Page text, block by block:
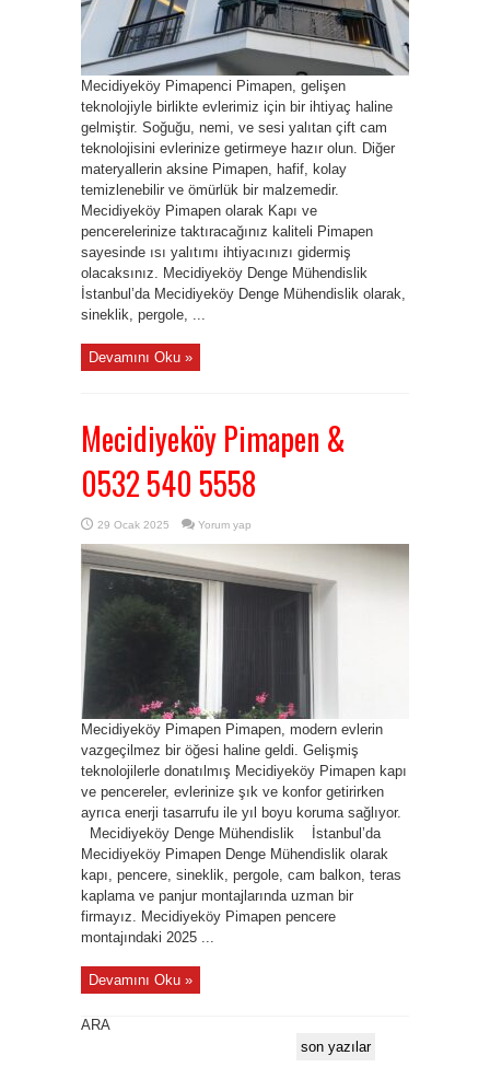
Mecidiyeköy Pimapenci Pimapen, gelişen
teknolojiyle birlikte evlerimiz için bir ihtiyaç haline
gelmiştir. Soğuğu, nemi, ve sesi yalıtan çift cam
teknolojisini evlerinize getirmeye hazır olun. Diğer
materyallerin aksine Pimapen, hafif, kolay
temizlenebilir ve ömürlük bir malzemedir.
Mecidiyeköy Pimapen olarak Kapı ve
pencerelerinize taktıracağınız kaliteli Pimapen
sayesinde ısı yalıtımı ihtiyacınızı gidermiş
olacaksınız. Mecidiyeköy Denge Mühendislik
İstanbul’da Mecidiyeköy Denge Mühendislik olarak,
sineklik, pergole, ...
Devamını Oku »
Mecidiyeköy Pimapen &
0532 540 5558
29 Ocak 2025 Yorum yap
Mecidiyeköy Pimapen Pimapen, modern evlerin
vazgeçilmez bir öğesi haline geldi. Gelişmiş
teknolojilerle donatılmış Mecidiyeköy Pimapen kapı
ve pencereler, evlerinize şık ve konfor getirirken
ayrıca enerji tasarrufu ile yıl boyu koruma sağlıyor.
Mecidiyeköy Denge Mühendislik İstanbul’da
Mecidiyeköy Pimapen Denge Mühendislik olarak
kapı, pencere, sineklik, pergole, cam balkon, teras
kaplama ve panjur montajlarında uzman bir
firmayız. Mecidiyeköy Pimapen pencere
montajındaki 2025 ...
Devamını Oku »
ARA
son yazılar